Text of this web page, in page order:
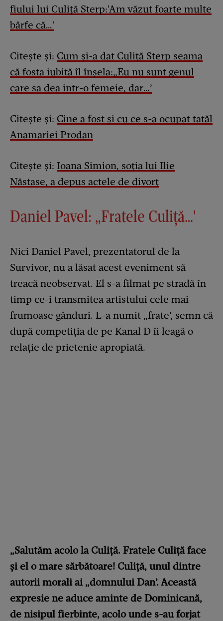
fiului lui Culiță Sterp:'Am văzut foarte multe
bârfe că…'
Citește și: Cum și-a dat Culiță Sterp seama
că fosta iubită îl înșela:„Eu nu sunt genul
care sa dea intr-o femeie, dar…’
Citește și: Cine a fost și cu ce s-a ocupat tatăl
Anamariei Prodan
Citește și: Ioana Simion, soția lui Ilie
Năstase, a depus actele de divorț
Daniel Pavel: „Fratele Culiță…'
Nici Daniel Pavel, prezentatorul de la
Survivor, nu a lăsat acest eveniment să
treacă neobservat. El s-a filmat pe stradă în
timp ce-i transmitea artistului cele mai
frumoase gânduri. L-a numit „frate’, semn că
după competiția de pe Kanal D îi leagă o
relație de prietenie apropiată.
„Salutăm acolo la Culiță. Fratele Culiță face
și el o mare sărbătoare! Culiță, unul dintre
autorii morali ai „domnului Dan’. Această
expresie ne aduce aminte de Dominicană,
de nisipul fierbinte, acolo unde s-au forjat